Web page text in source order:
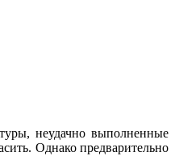
неудачно выполненные
Однако предварительно